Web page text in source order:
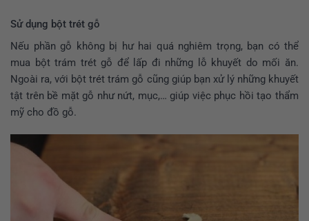
Sử dụng bột trét gỗ
Nếu phần gỗ không bị hư hai quá nghiêm trọng, bạn có thể
mua bột trám trét gỗ để lấp đi những lỗ khuyết do mối ăn.
Ngoài ra, với bột trét trám gỗ cũng giúp bạn xử lý những khuyết
tật trên bề mặt gỗ như nứt, mục,… giúp việc phục hồi tạo thẩm
mỹ cho đồ gỗ.